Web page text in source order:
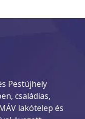
Pestújhely
családias,
lakótelep és